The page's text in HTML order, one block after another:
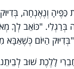
וְנֶאֶנְחָה,
בְּרַגְלִי. "כּוֹאֵב
הַיּוֹם כְּשֶׁאַבָּא
לָלֶכֶת שׁוּב